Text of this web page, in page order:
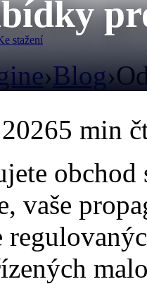
stažení
›Blog›
5 min
obchod
vaše